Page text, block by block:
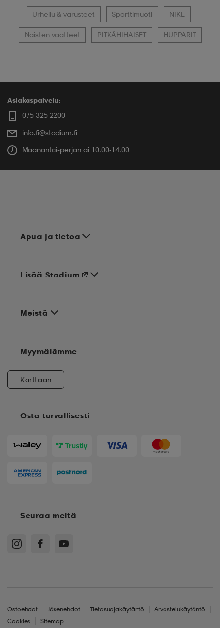
Urheilu & varusteet Sporttimuoti NIKE
Naisten vaatteet PITKÄHIHAISET HUPPARIT
Asiakaspalvelu:
075 325 2200
info.fi@stadium.fi
Maanantai-perjantai 10.00-14.00
Apua ja tietoa
Meistä
Osta turvallisesti
Lisää Stadium
Myymälämme
Karttaan
Seuraa meitä
Ostoehdot Jäsenehdot Tietosuojakäytäntö
Arvostelukäytäntö
Cookies
Sitemap